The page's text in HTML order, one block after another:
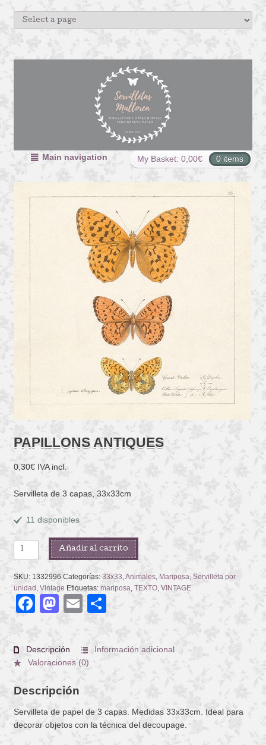
My Basket: 0,00€ 0 items
Main navigation
PAPILLONS ANTIQUES
0,30€ IVA incl.
Servilleta de 3 capas, 33x33cm
11 disponibles
PAPILLONS
ANTIQUES
cantidad
Añadir al carrito
SKU: 1332996 Categorías: 33x33 Animales, Mariposa Servilleta por
unidad Vintage Etiquetas: mariposa TEXTO, VINTAGE
Facebook
Mastodon
Email
Descripción
Información adicional
Valoraciones (0)
Descripción
Servilleta de papel de 3 capas. Medidas 33x33cm. Ideal para
decorar objetos con la técnica del decoupage.